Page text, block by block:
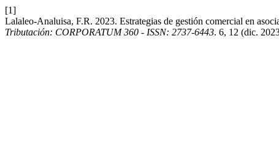
[1]
Lalaleo-Analuisa, F.R. 2023. Estrategias de gestión comercial en
Tributación: CORPORATUM 360 - ISSN: 2737-6443. 6, 12 (dic.